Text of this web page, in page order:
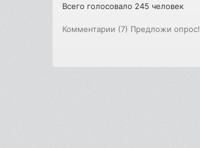
Всего голосовало 245 человек
Комментарии (7) Предложи опрос!